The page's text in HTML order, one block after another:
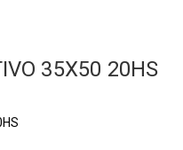
35X50 20HS